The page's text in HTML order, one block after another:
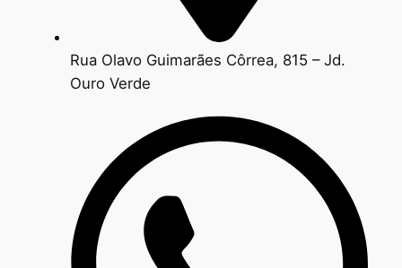
Rua Olavo Guimarães Côrrea, 815 – Jd.
Ouro Verde